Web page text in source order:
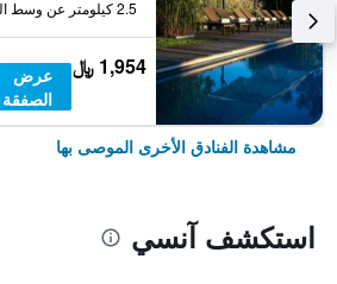
2.5 كيلومتر عن وسط المدينة
1,954 ﷼
عرض
الصفقة
مشاهدة الفنادق الأخرى الموصى بها
استكشف آنسي